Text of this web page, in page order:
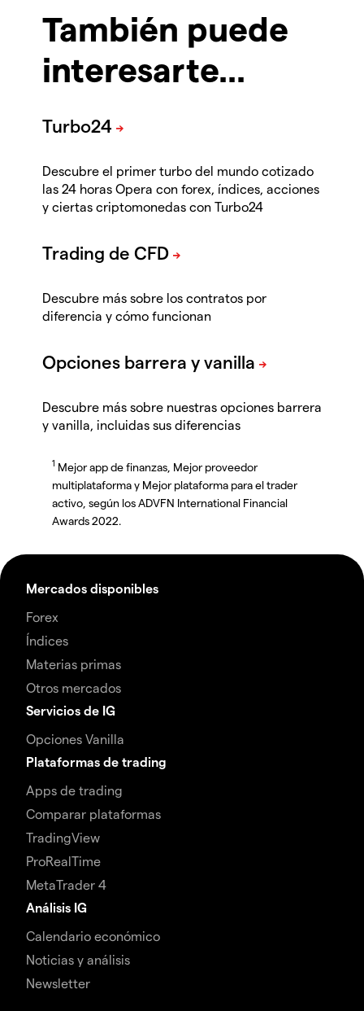
También puede
interesarte...
Descubre el primer turbo del mundo cotizado
las 24 horas Opera con forex, índices, acciones
y ciertas criptomonedas con Turbo24
Descubre más sobre los contratos por
diferencia y cómo funcionan
Descubre más sobre nuestras opciones barrera
y vanilla, incluidas sus diferencias
1 Mejor app de finanzas, Mejor proveedor
multiplataforma y Mejor plataforma para el trader
activo, según los ADVFN International Financial
Awards 2022.
Mercados disponibles
Forex
Índices
Materias primas
Otros mercados
Servicios de IG
Opciones Vanilla
Plataformas de trading
Apps de trading
Comparar plataformas
TradingView
ProRealTime
MetaTrader 4
Análisis IG
Calendario económico
Noticias y análisis
Newsletter